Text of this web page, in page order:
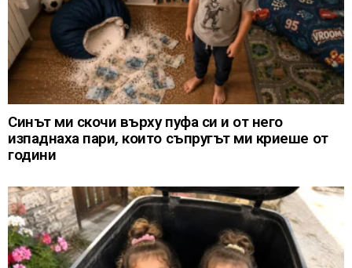
Синът ми скочи върху пуфа си и от него
изпаднаха пари, които съпругът ми криеше от
години